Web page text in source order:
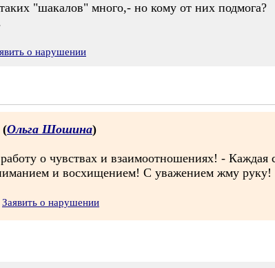
"шакалов" много,- но кому от них подмога?
о нарушении
(Ольга Шошина)
о чувствах и взаимоотношениях! - Каждая
и восхищением! С уважением жму руку!
Заявить о нарушении